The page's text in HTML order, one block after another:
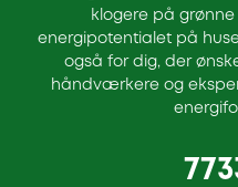
klogere på
energipotentialet på
også for dig, der
håndværkere og